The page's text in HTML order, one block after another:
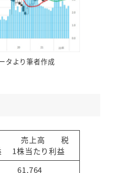
タより筆者作成
売上高 税
1株当たり利益
期 61,764